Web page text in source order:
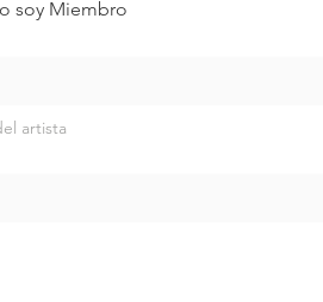
soy Miembro
artista